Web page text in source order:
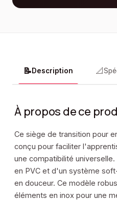
📝Description 📐
À propos de ce
Ce siège de transition pour
conçu pour faciliter
une compatibilité
en PVC et d'un système
en douceur. Ce modèle
éléments en inox pour une